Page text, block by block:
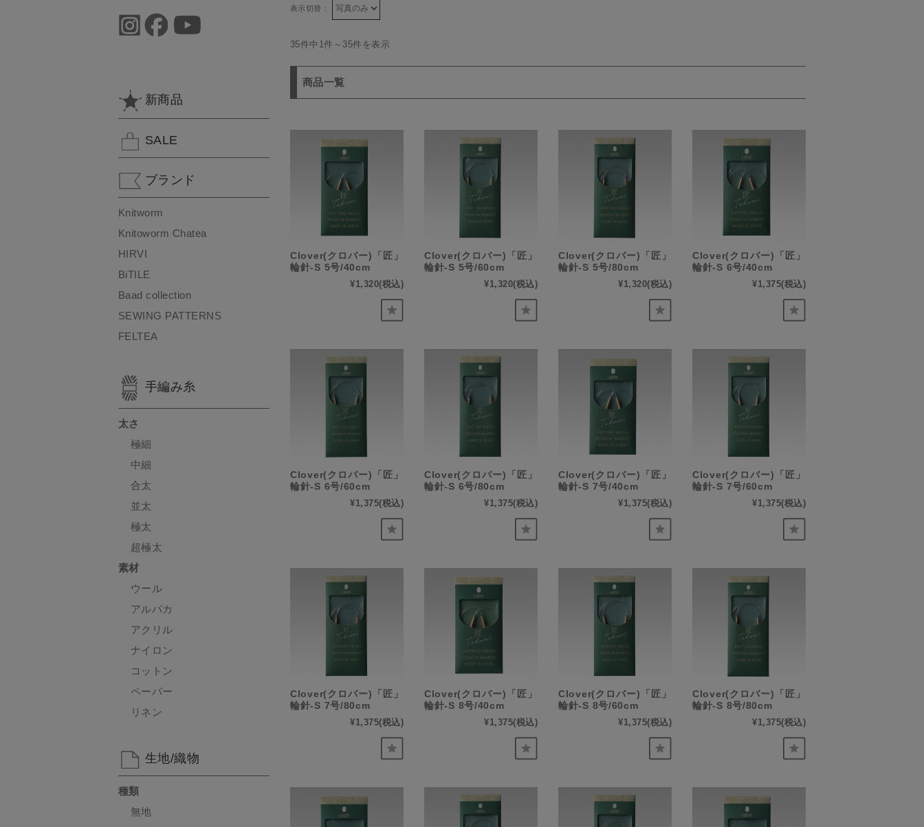
表示切替：
35件中1件～35件を表示
商品一覧
Clover(クロバー)「匠」
輪針-S 5号/40cm
¥1,320(税込)
Clover(クロバー)「匠」
輪針-S 5号/60cm
¥1,320(税込)
Clover(クロバー)「匠」
輪針-S 5号/80cm
¥1,320(税込)
Clover(クロバー)「匠」
輪針-S 6号/40cm
¥1,375(税込)
Clover(クロバー)「匠」
輪針-S 6号/60cm
¥1,375(税込)
Clover(クロバー)「匠」
輪針-S 6号/80cm
¥1,375(税込)
Clover(クロバー)「匠」
輪針-S 7号/40cm
¥1,375(税込)
Clover(クロバー)「匠」
輪針-S 7号/60cm
¥1,375(税込)
Clover(クロバー)「匠」
輪針-S 7号/80cm
¥1,375(税込)
Clover(クロバー)「匠」
輪針-S 8号/40cm
¥1,375(税込)
Clover(クロバー)「匠」
輪針-S 8号/60cm
¥1,375(税込)
Clover(クロバー)「匠」
輪針-S 8号/80cm
¥1,375(税込)
新商品
SALE
ブランド
Knitworm
Knitoworm Chatea
HIRVI
BiTILE
Baad collection
SEWING PATTERNS
FELTEA
手編み糸
太さ
極細
中細
合太
並太
極太
超極太
素材
ウール
アルパカ
アクリル
ナイロン
コットン
ペーパー
リネン
生地/織物
種類
無地